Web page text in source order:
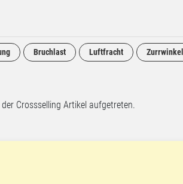
Bruchlast Luftfracht Zurrwinkel
Crossselling Artikel aufgetreten.